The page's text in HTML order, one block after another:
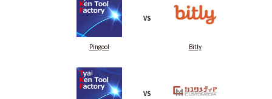
Pingool
VS
Bitly
VS